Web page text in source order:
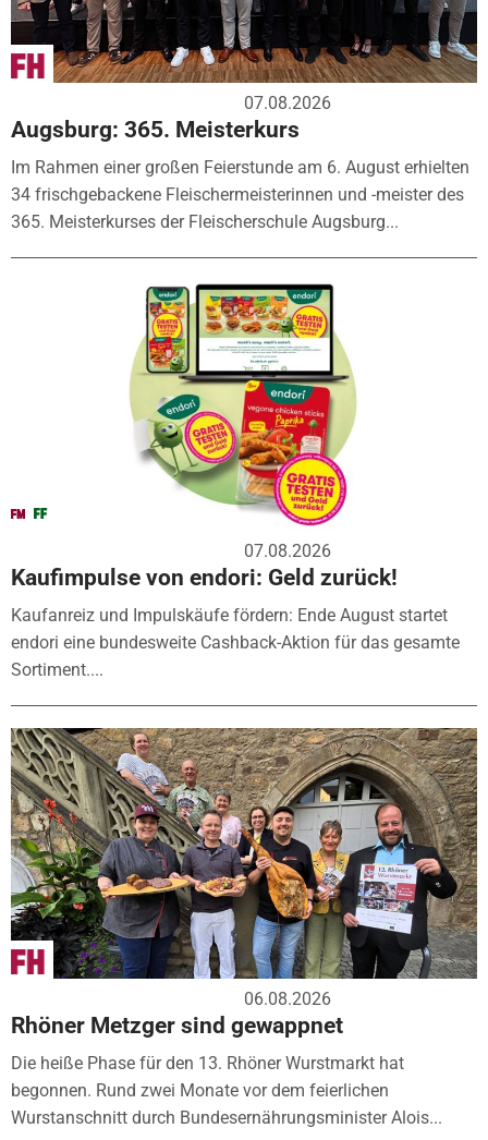
07.08.2026
Augsburg: 365. Meisterkurs
Im Rahmen einer großen Feierstunde am 6. August erhielten
34 frischgebackene Fleischermeisterinnen und -meister des
365. Meisterkurses der Fleischerschule Augsburg...
07.08.2026
Kaufimpulse von endori: Geld zurück!
Kaufanreiz und Impulskäufe fördern: Ende August startet
endori eine bundesweite Cashback-Aktion für das gesamte
Sortiment....
06.08.2026
Rhöner Metzger sind gewappnet
Die heiße Phase für den 13. Rhöner Wurstmarkt hat
begonnen. Rund zwei Monate vor dem feierlichen
Wurstanschnitt durch Bundesernährungsminister Alois...